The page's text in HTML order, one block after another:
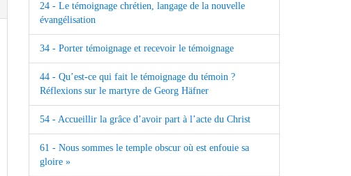
24 - Le témoignage chrétien, langage de la nouvelle
évangélisation
34 - Porter témoignage et recevoir le témoignage
44 - Qu’est-ce qui fait le témoignage du témoin ?
Réflexions sur le martyre de Georg Häfner
54 - Accueillir la grâce d’avoir part à l’acte du Christ
61 - Nous sommes le temple obscur où est enfouie sa
gloire »